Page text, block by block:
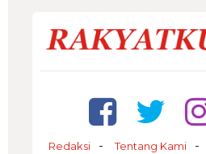
Redaksi Tentang Kami